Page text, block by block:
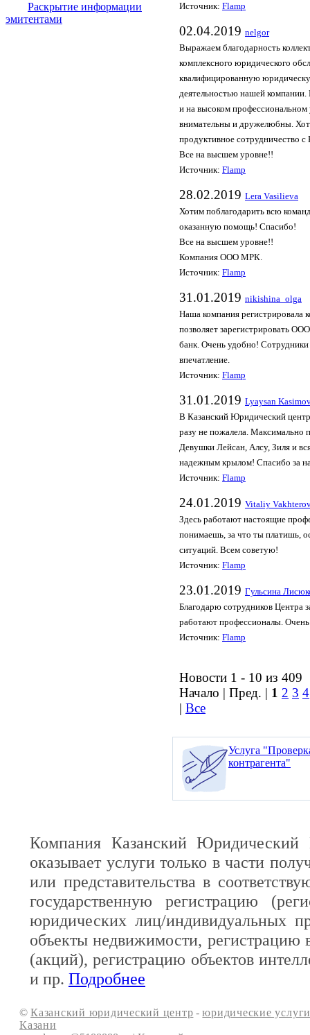
Раскрытие информации
эмитентами
Источник: Flamp
02.04.2019 nelgor
Выражаем благодарность
комплексного юридического
квалифицированную
деятельностью нашей компании.
и на высоком
внимательны и дружелюбны.
продуктивное сотрудничество
Все на высшем уровне!!
Источник: Flamp
28.02.2019 Lera Vasilieva
Хотим поблагодарить всю
оказанную помощь! Спасибо!
Все на высшем уровне!!
Компания ООО МРК.
Источник: Flamp
31.01.2019 nikishina_olga
Наша компания регистрировала
позволяет зарегистрировать
банк. Очень удобно! Сотрудники
впечатление.
Источник: Flamp
31.01.2019 Lyaysan
В Казанский Юридический
разу не пожалела. Максимально
Девушки Лейсан, Алсу, Зиля и
надежным крылом! Спасибо за
Источник: Flamp
24.01.2019 Vitaliy
Здесь работают настоящие
понимаешь, за что ты платишь,
ситуаций. Всем советую!
Источник: Flamp
23.01.2019 Гульсина
Благодарю сотрудников Центра
работают профессионалы.
Источник: Flamp
Новости 1 - 10 из 409
Начало | Пред. | 1 2 3 4
| Все
Услуга
контрагента"
Компания Казанский Юридический
оказывает услуги только в части
или представительства в
государственную регистрацию
юридических лиц/индивидуальных
объекты недвижимости, регистрацию
(акций), регистрацию объектов
и пр. Подробнее
© Казанский юридический центр -юридические
Казани